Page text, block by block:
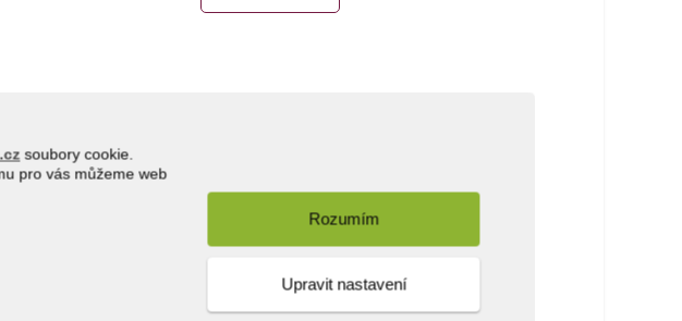
soubory cookie.
pro vás můžeme web
Rozumím
Upravit nastavení